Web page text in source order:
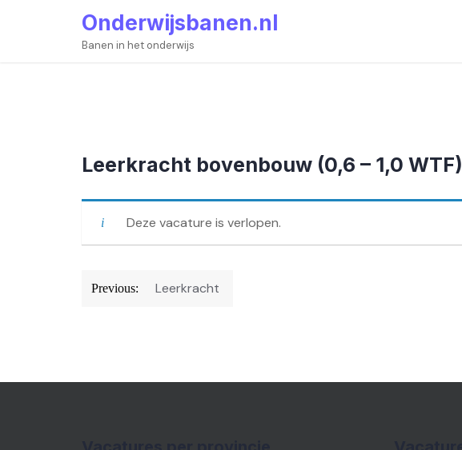
Onderwijsbanen.nl
Banen in het onderwijs
Leerkracht bovenbouw (0,6 – 1,0 WTF)
Deze vacature is verlopen.
Bericht
Previous: Leerkracht